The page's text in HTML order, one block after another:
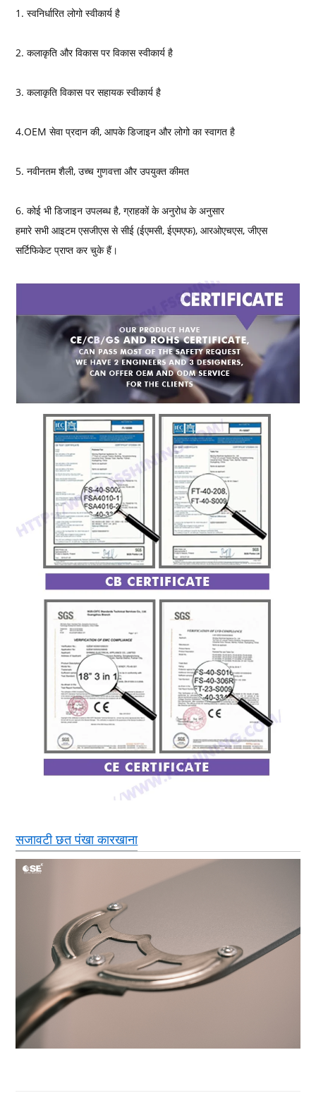
1. स्वनिर्धारित लोगो स्वीकार्य है
2. कलाकृति और विकास पर विकास स्वीकार्य है
3. कलाकृति विकास पर सहायक स्वीकार्य है
4.OEM सेवा प्रदान की, आपके डिजाइन और लोगो का स्वागत है
5. नवीनतम शैली, उच्च गुणवत्ता और उपयुक्त कीमत
6. कोई भी डिजाइन उपलब्ध है, ग्राहकों के अनुरोध के अनुसार
हमारे सभी आइटम एसजीएस से सीई (ईएमसी, ईएमएफ), आरओएचएस, जीएस
सर्टिफिकेट प्राप्त कर चुके हैं।
सजावटी छत पंखा कारखाना